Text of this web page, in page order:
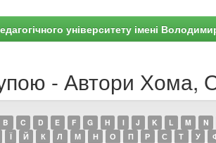
університету імені
- Автори Хома,
B C D E F G H I J K L M N
Ї Й К Л М Н О П Р С Т У